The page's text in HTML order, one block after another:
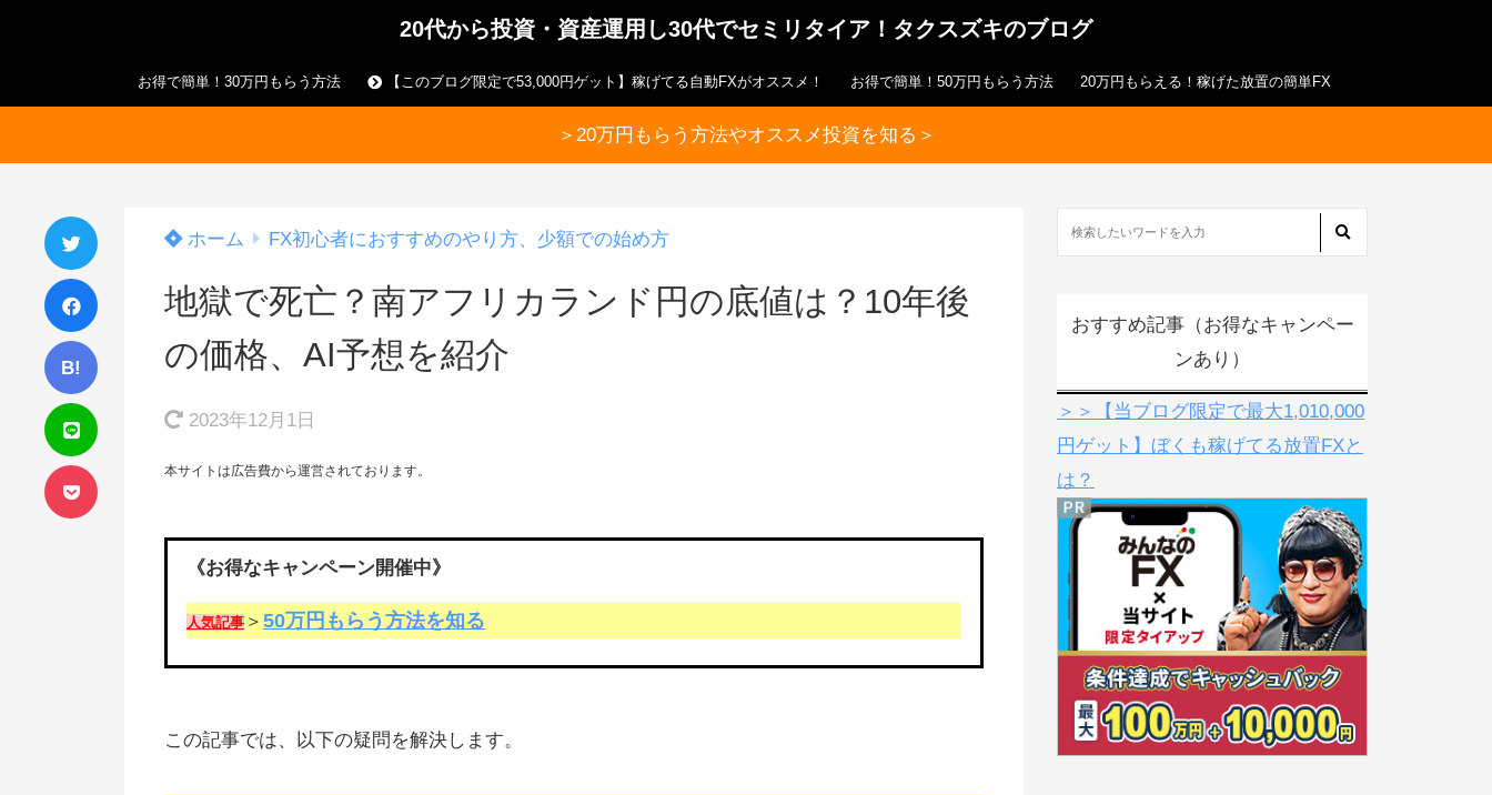
20代から投資・資産運用し30代でセミリタイア！タクスズキのブログ
お得で簡単！30万円もらう方法 【このブログ限定で53,000円ゲット】稼げてる自動FXがオススメ！ お得で簡単！50万円もらう方法 20万円もらえる！稼げた放置の簡単FX
＞20万円もらう方法やオススメ投資を知る＞
B!
ホーム FX初心者におすすめのやり方、少額での始め方
地獄で死亡？南アフリカランド円の底値は？10年後
の価格、AI予想を紹介
2023年12月1日
本サイトは広告費から運営されております。
《お得なキャンペーン開催中》
人気記事 ＞ 50万円もらう方法を知る
この記事では、以下の疑問を解決します。
おすすめ記事（お得なキャンペー
ンあり）
＞＞【当ブログ限定で最大1,010,000
円ゲット】ぼくも稼げてる放置FXと
は？